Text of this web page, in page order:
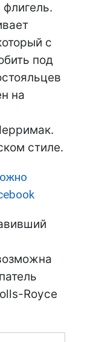
с
под
на
стиле.
Royce